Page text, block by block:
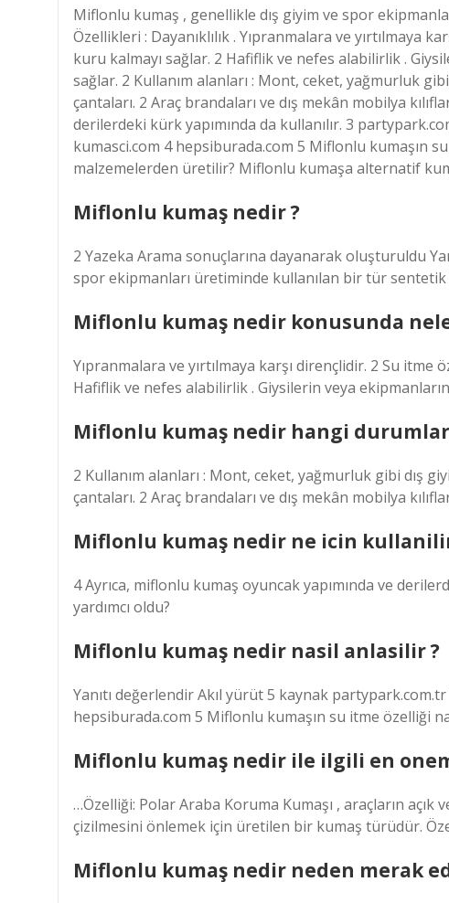
Miflonlu kumaş , genellikle dış giyim ve spor
Özellikleri : Dayanıklılık . Yıpranmalara ve yırtılmaya
kuru kalmayı sağlar. 2 Hafiflik ve nefes alabilirlik .
sağlar. 2 Kullanım alanları : Mont, ceket, yağmurluk
çantaları. 2 Araç brandaları ve dış mekân mobilya
derilerdeki kürk yapımında da kullanılır. 3
kumasci.com 4 hepsiburada.com 5 Miflonlu kumaşın
malzemelerden üretilir? Miflonlu kumaşa alternatif
Miflonlu kumaş nedir ?
2 Yazeka Arama sonuçlarına dayanarak oluşturuldu
spor ekipmanları üretiminde kullanılan bir tür sentetik
Miflonlu kumaş nedir konusunda
Yıpranmalara ve yırtılmaya karşı dirençlidir. 2 Su itme
Hafiflik ve nefes alabilirlik . Giysilerin veya
Miflonlu kumaş nedir hangi
2 Kullanım alanları : Mont, ceket, yağmurluk gibi dış
çantaları. 2 Araç brandaları ve dış mekân mobilya
Miflonlu kumaş nedir ne icin
4 Ayrıca, miflonlu kumaş oyuncak yapımında ve
yardımcı oldu?
Miflonlu kumaş nedir nasil anlasilir ?
Yanıtı değerlendir Akıl yürüt 5 kaynak
hepsiburada.com 5 Miflonlu kumaşın su itme özelliği
Miflonlu kumaş nedir ile ilgili en
…Özelliği: Polar Araba Koruma Kumaşı , araçların
çizilmesini önlemek için üretilen bir kumaş türüdür.
Miflonlu kumaş nedir neden merak